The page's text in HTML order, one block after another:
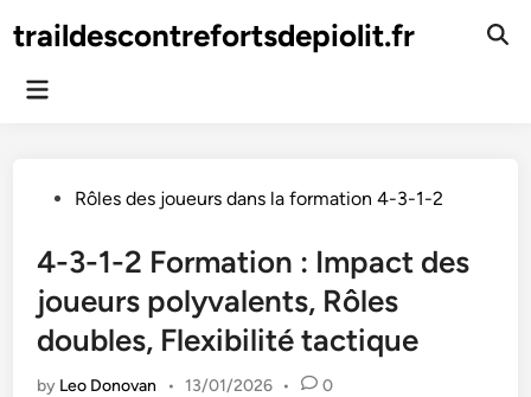
totraildescontrefortsdepiolit.fr
Main
PostedRôles des joueurs dans la formation 4-3-1-2
4-3-1-2 Formation : Impact des
joueurs polyvalents, Rôles
doubles, Flexibilité tactique
by Leo Donovan • 13/01/2026 • 0